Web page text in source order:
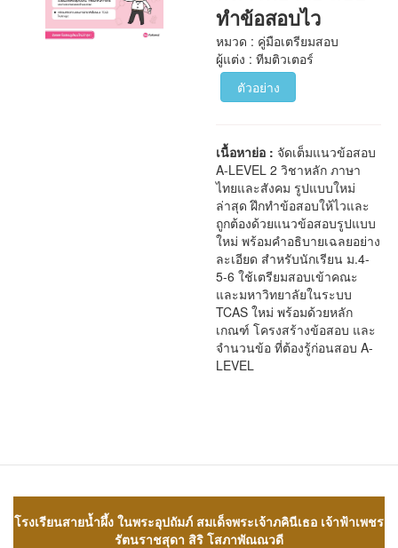
ทำข้อสอบไว
หมวด : คู่มือเตรียมสอบ
ผู้แต่ง : ทีมติวเตอร์
ตัวอย่าง
เนื้อหาย่อ : จัดเต็มแนวข้อสอบ
A-LEVEL 2 วิชาหลัก ภาษา
ไทยและสังคม รูปแบบใหม่
ล่าสุด ฝึกทำข้อสอบให้ไวและ
ถูกต้องด้วยแนวข้อสอบรูปแบบ
ใหม่ พร้อมคำอธิบายเฉลยอย่าง
ละเอียด สำหรับนักเรียน ม.4-
5-6 ใช้เตรียมสอบเข้าคณะ
และมหาวิทยาลัยในระบบ
TCAS ใหม่ พร้อมด้วยหลัก
เกณฑ์ โครงสร้างข้อสอบ และ
จำนวนข้อ ที่ต้องรู้ก่อนสอบ A-
LEVEL
โรงเรียนสายน้ำผึ้ง ในพระอุปถัมภ์ สมเด็จพระเจ้าภคินีเธอ เจ้าฟ้าเพชร
รัตนราชสุดา สิริ โสภาพัณณวดี